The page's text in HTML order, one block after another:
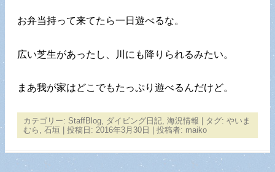
お弁当持って来てたら一日遊べるな。
広い芝生があったし、川にも降りられるみたい。
まあ我が家はどこでもたっぷり遊べるんだけど。
カテゴリー: StaffBlog, ダイビング日記, 海況情報 | タグ: やいま
むら , 石垣 | 投稿日: 2016年3月30日 投稿者: maiko